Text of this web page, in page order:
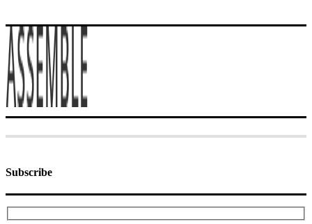
Subscribe